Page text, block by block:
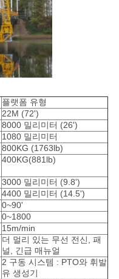
플랫폼 유형
22M (72')
8000 밀리미터 (26')
1080 밀리미터
800KG (1763lb)
400KG(881lb)
3000 밀리미터 (9.8')
4400 밀리미터 (14.5')
0~90'
0~1800
15m/min
더 멀리 있는 무선 전신, 패
널, 긴급 매뉴얼
2 구동 시스템 : PTO와 휘발
유 생성기